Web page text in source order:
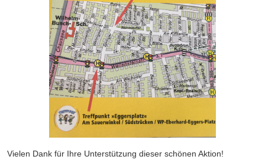
Vielen Dank für Ihre Unterstützung dieser schönen Aktion!